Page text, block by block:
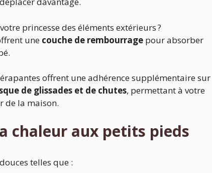
princesse des éléments extérieurs ?
une couche de rembourrage pour absorber
offrent une adhérence supplémentaire sur
de glissades et de chutes, permettant à votre
de la maison.
chaleur aux petits pieds
telles que :